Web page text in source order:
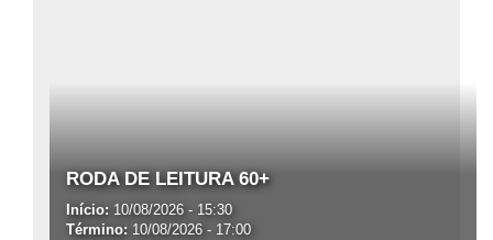
RODA DE LEITURA 60+
Início: 10/08/2026 - 15:30
Término: 10/08/2026 - 17:00